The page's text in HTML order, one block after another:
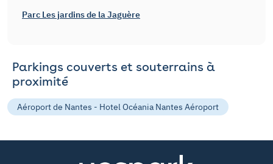
Parc Les jardins de la Jaguère
Parkings couverts et souterrains à
proximité
Aéroport de Nantes - Hotel Océania Nantes Aéroport